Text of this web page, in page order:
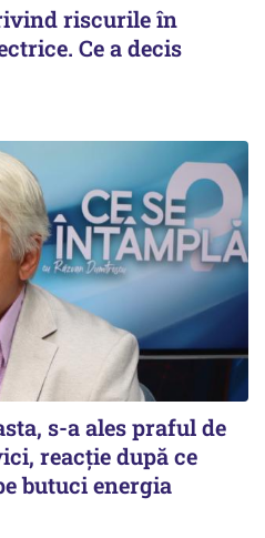
riscurile în
Ce a decis
s-a ales praful de
reacție după ce
butuci energia